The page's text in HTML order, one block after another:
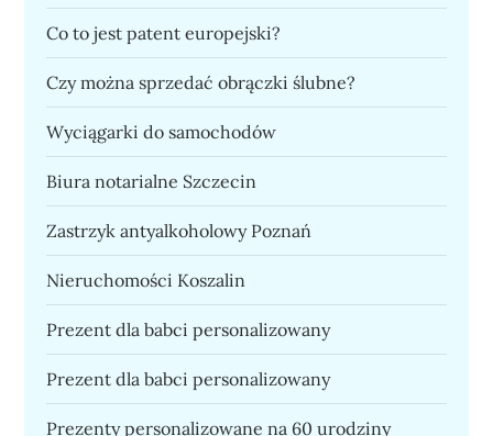
Co to jest patent europejski?
Czy można sprzedać obrączki ślubne?
Wyciągarki do samochodów
Biura notarialne Szczecin
Zastrzyk antyalkoholowy Poznań
Nieruchomości Koszalin
Prezent dla babci personalizowany
Prezent dla babci personalizowany
Prezenty personalizowane na 60 urodziny